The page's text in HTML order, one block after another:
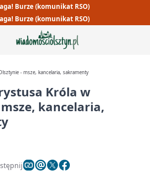
Burze (komunikat RSO)
Burze (komunikat RSO)
- msze, kancelaria, sakramenty
Króla w
kancelaria,